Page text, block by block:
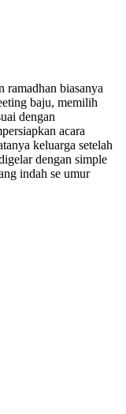
ramadhan biasanya
baju, memilih
dengan
acara
keluarga setelah
dengan simple
indah se umur